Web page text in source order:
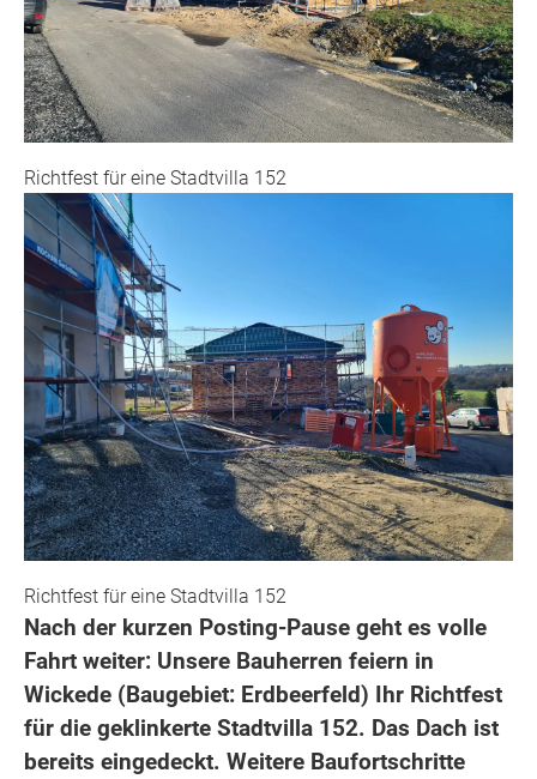
Richtfest für eine Stadtvilla 152
Richtfest für eine Stadtvilla 152
Nach der kurzen Posting-Pause geht es volle
Fahrt weiter: Unsere Bauherren feiern in
Wickede (Baugebiet: Erdbeerfeld) Ihr Richtfest
für die geklinkerte Stadtvilla 152. Das Dach ist
bereits eingedeckt. Weitere Baufortschritte